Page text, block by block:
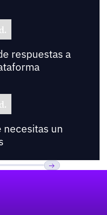
respuestas a
necesitas un